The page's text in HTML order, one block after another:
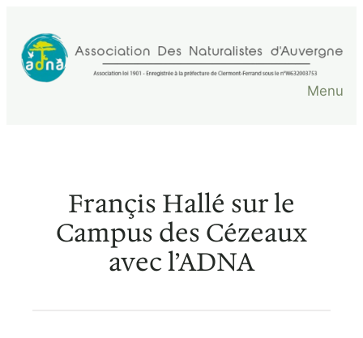
contenu
Menu
Françis Hallé sur le
Campus des Cézeaux
avec l’ADNA